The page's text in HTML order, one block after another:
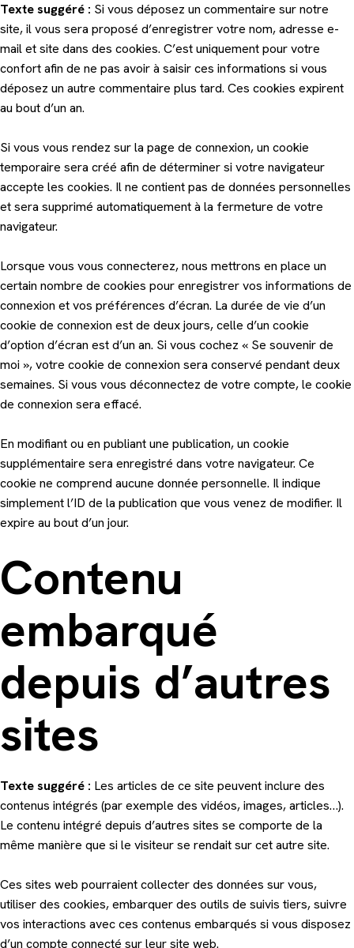
Texte suggéré : Si vous déposez un commentaire sur notre
site, il vous sera proposé d’enregistrer votre nom, adresse e-
mail et site dans des cookies. C’est uniquement pour votre
confort afin de ne pas avoir à saisir ces informations si vous
déposez un autre commentaire plus tard. Ces cookies expirent
au bout d’un an.
Si vous vous rendez sur la page de connexion, un cookie
temporaire sera créé afin de déterminer si votre navigateur
accepte les cookies. Il ne contient pas de données personnelles
et sera supprimé automatiquement à la fermeture de votre
navigateur.
Lorsque vous vous connecterez, nous mettrons en place un
certain nombre de cookies pour enregistrer vos informations de
connexion et vos préférences d’écran. La durée de vie d’un
cookie de connexion est de deux jours, celle d’un cookie
d’option d’écran est d’un an. Si vous cochez « Se souvenir de
moi », votre cookie de connexion sera conservé pendant deux
semaines. Si vous vous déconnectez de votre compte, le cookie
de connexion sera effacé.
En modifiant ou en publiant une publication, un cookie
supplémentaire sera enregistré dans votre navigateur. Ce
cookie ne comprend aucune donnée personnelle. Il indique
simplement l’ID de la publication que vous venez de modifier. Il
expire au bout d’un jour.
Contenu
embarqué
depuis d’autres
sites
Texte suggéré : Les articles de ce site peuvent inclure des
contenus intégrés (par exemple des vidéos, images, articles…).
Le contenu intégré depuis d’autres sites se comporte de la
même manière que si le visiteur se rendait sur cet autre site.
Ces sites web pourraient collecter des données sur vous,
utiliser des cookies, embarquer des outils de suivis tiers, suivre
vos interactions avec ces contenus embarqués si vous disposez
d’un compte connecté sur leur site web.